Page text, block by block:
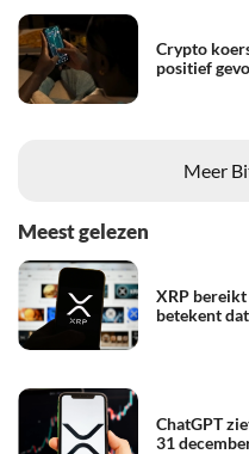
Crypto
positief
Meer
Meest gelezen
XRP
betekent
ChatGPT
31